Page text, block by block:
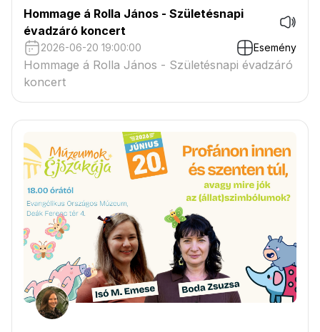
Hommage á Rolla János - Születésnapi
évadzáró koncert
2026-06-20 19:00:00 Esemény
Hommage á Rolla János - Születésnapi évadzáró
koncert